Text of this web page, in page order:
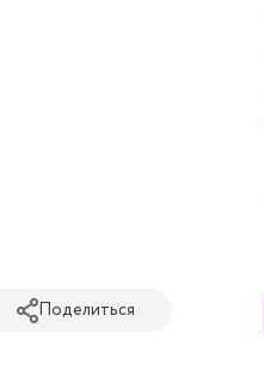
Поделиться